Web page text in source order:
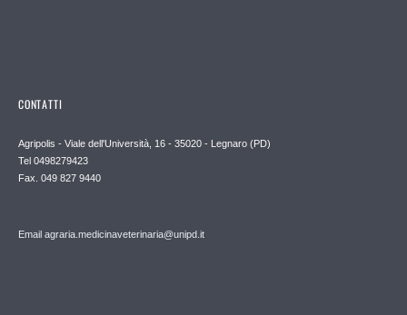
CONTATTI
Agripolis - Viale dell'Università, 16 - 35020 - Legnaro (PD)
Tel 0498279423
Fax. 049 827 9440
Email agraria.medicinaveterinaria@unipd.it